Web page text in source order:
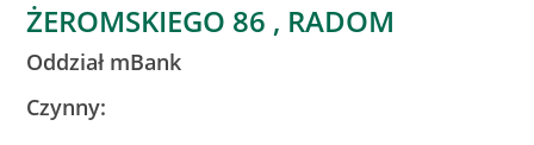
ŻEROMSKIEGO 86 , RADOM
Oddział mBank
Czynny: